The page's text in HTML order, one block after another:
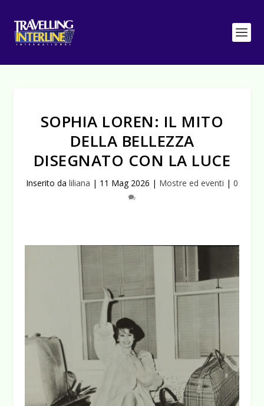
SOPHIA LOREN: IL MITO
DELLA BELLEZZA
DISEGNATO CON LA LUCE
Inserito da liliana | 11 Mag 2026 | Mostre ed eventi | 0